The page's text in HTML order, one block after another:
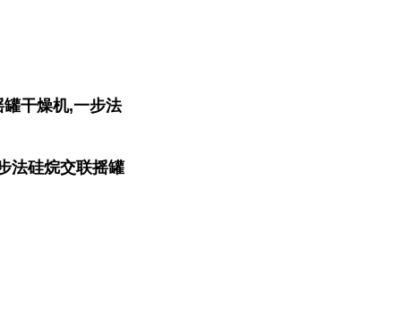
干燥机,一步法
法硅烷交联摇罐